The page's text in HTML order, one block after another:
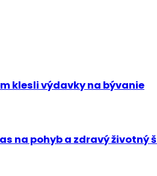
klesli výdavky na bývanie
na pohyb a zdravý životný